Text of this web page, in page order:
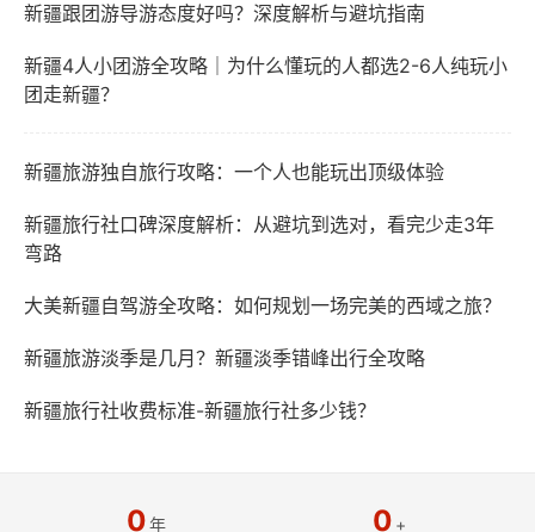
新疆跟团游导游态度好吗？深度解析与避坑指南
新疆4人小团游全攻略｜为什么懂玩的人都选2-6人纯玩小
团走新疆？
新疆旅游独自旅行攻略：一个人也能玩出顶级体验
新疆旅行社口碑深度解析：从避坑到选对，看完少走3年
弯路
大美新疆自驾游全攻略：如何规划一场完美的西域之旅？
新疆旅游淡季是几月？新疆淡季错峰出行全攻略
新疆旅行社收费标准-新疆旅行社多少钱？
0年 0 +